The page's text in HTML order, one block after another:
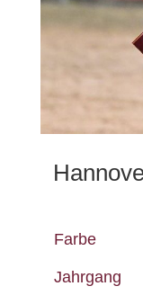
Farbe
Jahrgang